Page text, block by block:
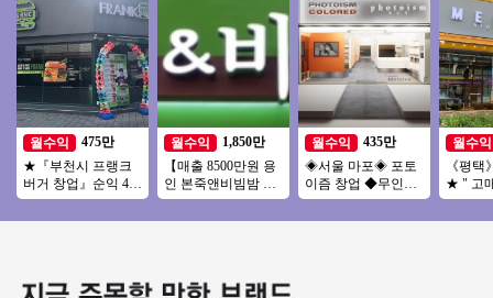
월수익
475만
★『부천시 프랭크
버거 창업』순익 475
만 오토창업아이템
투잡창업 부부창업
월수익
1,850만
【매출 8500만원 용
인 본죽앤비빔밤 창
업】양도양수/풀오
토운영/고수익창업/
월수익
435만
◈서울 마포◈ 포토
이즘 창업 ◆무인사
진관매장◆주부창
업/초보창업/직장인
월수익
《평
★ " 고
좋은 매